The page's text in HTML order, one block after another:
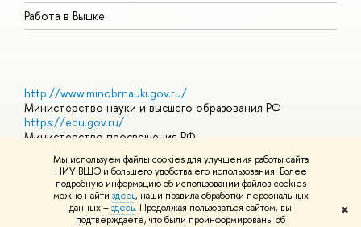
Мы используем файлы cookies для улучшения работы сайта
НИУ ВШЭ и большего удобства его использования. Более
подробную информацию об использовании файлов cookies
можно найти здесь, наши правила обработки персональных
данных –здесь. Продолжая пользоваться сайтом, вы
подтверждаете, что были проинформированы об
✖
Работа в Вышке
http://www.minobrnauki.gov.ru/
Министерство науки и высшего образования РФ
https://edu.gov.ru/
Министерство просвещения РФ
https://elearning.hse.ru/mooc
Массовые открытые онлайн-курсы
© НИУ ВШЭ 1993–2026 Адреса и контактыУсловия